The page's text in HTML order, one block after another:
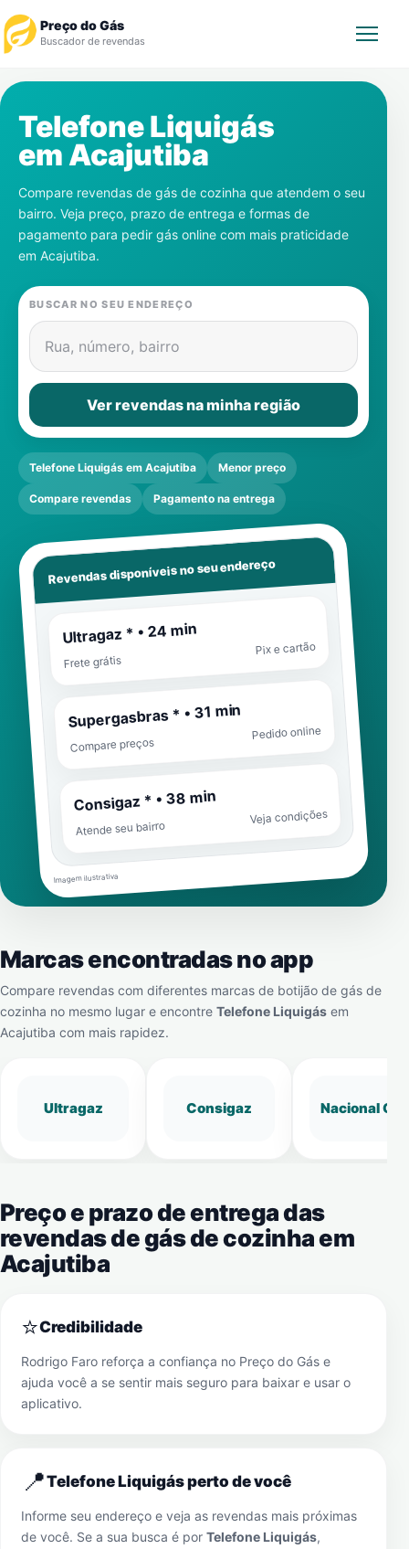
Preço do Gás
Buscador de revendas
Revendedor
Notícias
Cadastre-se
Gás
Contatos
Telefone Liquigás
emAcajutiba
Compare revendas de gás de cozinha que atendem o seu
bairro. Veja preço, prazo de entrega e formas de
pagamento para pedir gás online com mais praticidade
em Acajutiba.
BUSCAR NO SEU ENDEREÇO
Rua, número, bairro
Ver revendas na minha região
Telefone Liquigás em Acajutiba Menor preço
Compare revendas Pagamento na entrega
Revendas disponíveis no seu endereço
Ultragaz * • 24 min
Frete grátis
Pix e cartão
Supergasbras * • 31 min
Compare preços
Pedido online
Consigaz * • 38 min
Atende seu bairro
Veja condições
Imagem ilustrativa
Marcas encontradas no app
Compare revendas com diferentes marcas de botijão de gás de
cozinha no mesmo lugar e encontre Telefone Liquigás em
Acajutiba com mais rapidez.
Ultragaz Consigaz Nacional Gás
Preço e prazo de entrega das
revendas de gás de cozinha em
Acajutiba
⭐Credibilidade
Rodrigo Faro reforça a confiança no Preço do Gás e
ajuda você a se sentir mais seguro para baixar e usar o
aplicativo.
📍Telefone Liquigás perto de você
Informe seu endereço e veja as revendas mais próximas
de você. Se a sua busca é por Telefone Liquigás,